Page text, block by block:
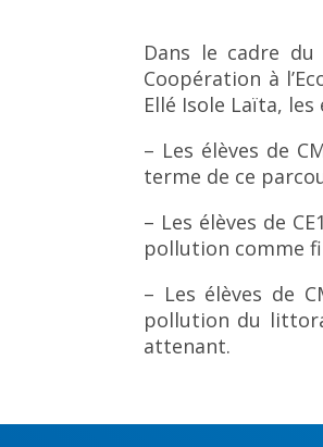
Dans le cadre du
Coopération à
Ellé Isole Laïta,
– Les élèves de
terme de ce
– Les élèves de
pollution comme
– Les élèves de
pollution du
attenant.